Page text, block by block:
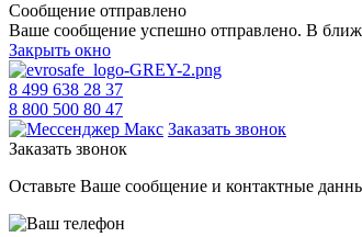
Сообщение отправлено
Ваше сообщение успешно отправлено. В
Закрыть окно
8 499 638 28 37
8 800 500 80 47
Заказать звонок
Заказать звонок
Оставьте Ваше сообщение и контактные